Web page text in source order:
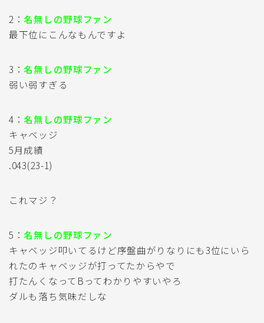
2： 名無しの野球ファン
最下位にこんなもんですよ
3： 名無しの野球ファン
弱い弱すぎる
4： 名無しの野球ファン
キャベッジ
5月成績
.043(23-1)
これマジ？
5： 名無しの野球ファン
キャベッジ叩いてるけど序盤曲がりなりにも3位にいら
れたのキャベッジが打ってたからやで
打たんくなってBってわかりやすいやろ
ダルも落ち気味だしな